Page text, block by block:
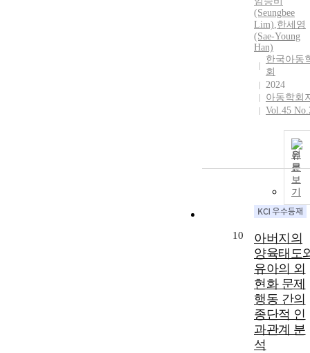
(Seungbee
Lim),한세영
(Sae-Young
Han)
한국아동
회
2024
아동학회
Vol.45
원
문
보
기
10
아버지의
양육태도
유아의 외
현화 문제
행동 간의
종단적 인
과관계 분
석